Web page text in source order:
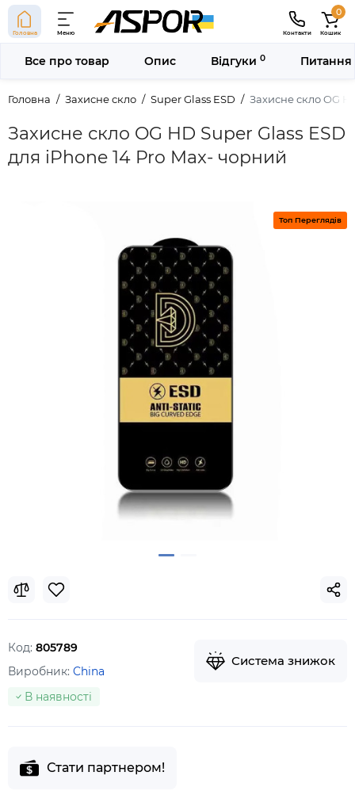
Головна Меню Контакти
0
Кошик
Головна Захисне скло Super Glass ESD Захисне скло OG
Захисне скло OG HD Super Glass ESD
для iPhone 14 Pro Max- чорний
Все про товар Опис Відгуки 0 Питання
Топ Переглядів
Код: 805789
Виробник: China
В наявності
Система знижок
Стати партнером!